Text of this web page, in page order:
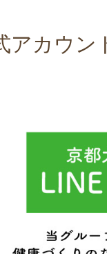
アカウン